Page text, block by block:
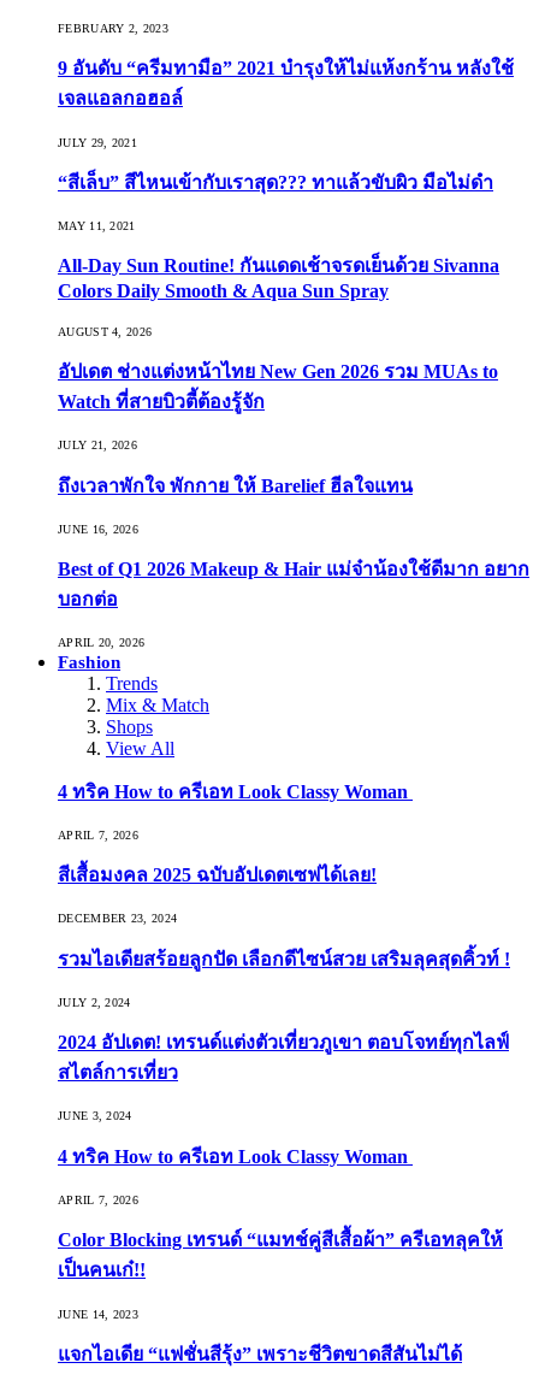
FEBRUARY 2, 2023
9 อันดับ “ครีมทามือ” 2021 บำรุงให้ไม่แห้งกร้าน หลังใช้
เจลแอลกอฮอล์
JULY 29, 2021
“สีเล็บ” สีไหนเข้ากับเราสุด??? ทาแล้วขับผิว มือไม่ดำ
MAY 11, 2021
All-Day Sun Routine! กันแดดเช้าจรดเย็นด้วย Sivanna
Colors Daily Smooth & Aqua Sun Spray
AUGUST 4, 2026
อัปเดต ช่างแต่งหน้าไทย New Gen 2026 รวม MUAs to
Watch ที่สายบิวตี้ต้องรู้จัก
JULY 21, 2026
ถึงเวลาพักใจ พักกาย ให้ Barelief ฮีลใจแทน
JUNE 16, 2026
Best of Q1 2026 Makeup & Hair แม่จ๋าน้องใช้ดีมาก อยาก
บอกต่อ
APRIL 20, 2026
Fashion
Trends
Mix & Match
Shops
View All
4 ทริค How to ครีเอท Look Classy Woman
APRIL 7, 2026
สีเสื้อมงคล 2025 ฉบับอัปเดตเซฟได้เลย!
DECEMBER 23, 2024
รวมไอเดียสร้อยลูกปัด เลือกดีไซน์สวย เสริมลุคสุดคิ้วท์ !
JULY 2, 2024
2024 อัปเดต! เทรนด์แต่งตัวเที่ยวภูเขา ตอบโจทย์ทุกไลฟ์
สไตล์การเที่ยว
JUNE 3, 2024
4 ทริค How to ครีเอท Look Classy Woman
APRIL 7, 2026
Color Blocking เทรนด์ “แมทช์คู่สีเสื้อผ้า” ครีเอทลุคให้
เป็นคนเก๋!!
JUNE 14, 2023
แจกไอเดีย “แฟชั่นสีรุ้ง” เพราะชีวิตขาดสีสันไม่ได้